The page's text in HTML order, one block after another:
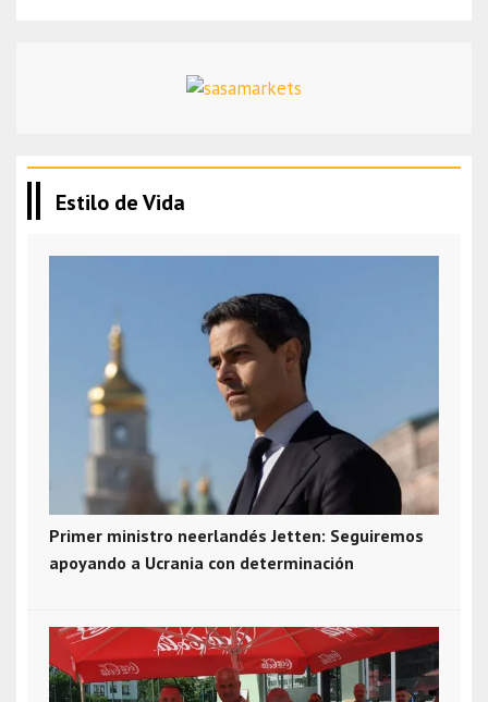
Estilo de Vida
Primer ministro neerlandés Jetten: Seguiremos
apoyando a Ucrania con determinación